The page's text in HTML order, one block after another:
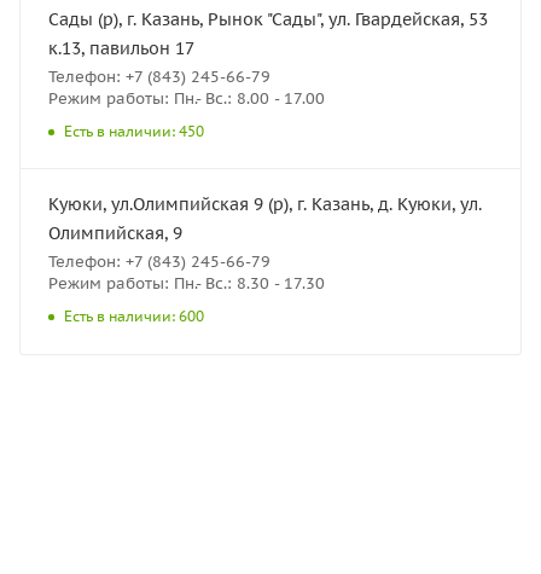
Сады (р), г. Казань, Рынок "Сады", ул. Гвардейская, 53
к.13, павильон 17
Телефон: +7 (843) 245-66-79
Режим работы: Пн.- Вс.: 8.00 - 17.00
Есть в наличии: 450
Куюки, ул.Олимпийская 9 (р), г. Казань, д. Куюки, ул.
Олимпийская, 9
Телефон: +7 (843) 245-66-79
Режим работы: Пн.- Вс.: 8.30 - 17.30
Есть в наличии: 600